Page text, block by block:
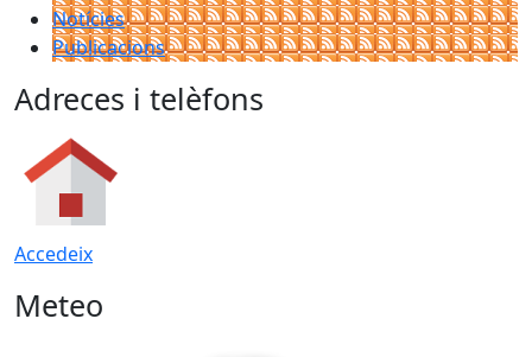
Notícies
Publicacions
Adreces i telèfons
Accedeix
Meteo